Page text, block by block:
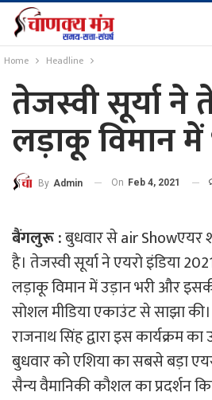
Home Headline
तेजस्वी सूर्या
लड़ाकू विमान में
By Admin On Feb 4, 2021
बैंगलुरू :बुधवार से air
है। तेजस्वी सूर्या ने एयरो इंडिया
लड़ाकू विमान में उड़ान भरी और
सोशल मीडिया एकाउंट से साझा की।
राजनाथ सिंह द्वारा इस कार्यक्रम
बुधवार को एशिया का सबसे बड़ा
सैन्य वैमानिकी कौशल का प्रदर्शन